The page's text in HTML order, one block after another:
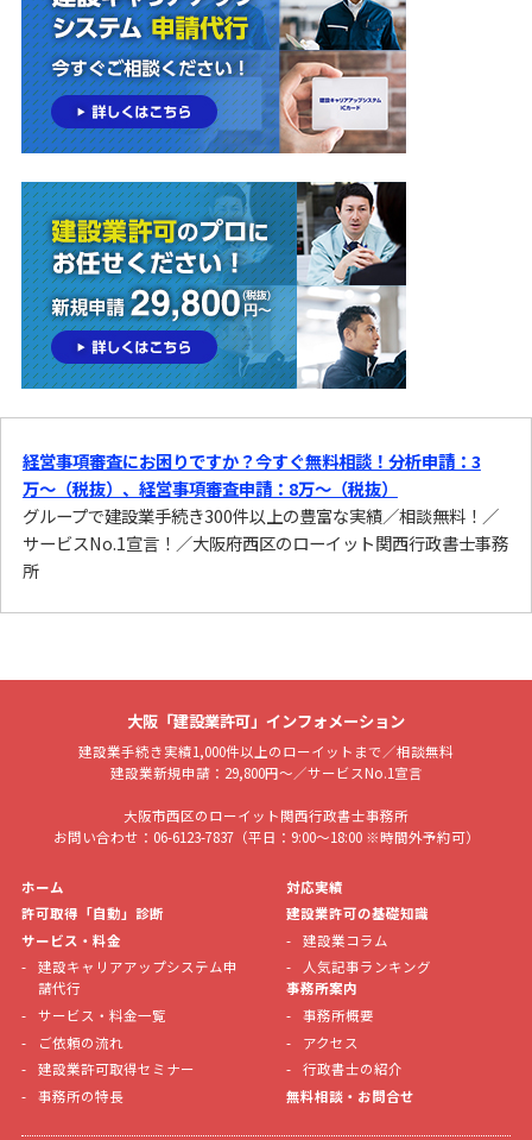
経営事項審査にお困りですか？今すぐ無料相談！分析申請：3
万〜（税抜）、経営事項審査申請：8万〜（税抜）
グループで建設業手続き300件以上の豊富な実績／相談無料！／
サービスNo.1宣言！／大阪府西区のローイット関西行政書士事務
所
大阪「建設業許可」インフォメーション
建設業手続き実績1,000件以上のローイットまで／相談無料
建設業新規申請：29,800円～／サービスNo.1宣言
大阪市西区のローイット関西行政書士事務所
お問い合わせ：06-6123-7837（平日：9:00～18:00 ※時間外予約可）
ホーム
許可取得「自動」診断
サービス・料金
建設キャリアアップシステム申
請代行
サービス・料金一覧
ご依頼の流れ
建設業許可取得セミナー
事務所の特長
対応実績
建設業許可の基礎知識
建設業コラム
人気記事ランキング
事務所案内
事務所概要
アクセス
行政書士の紹介
無料相談・お問合せ